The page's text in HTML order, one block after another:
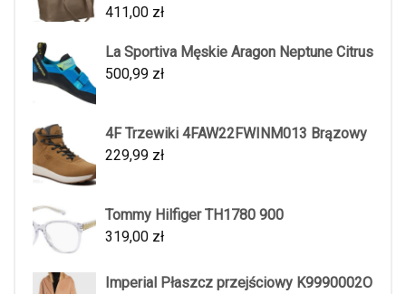
411,00 zł
La Sportiva Męskie Aragon Neptune Citrus
500,99 zł
4F Trzewiki 4FAW22FWINM013 Brązowy
229,99 zł
Tommy Hilfiger TH1780 900
319,00 zł
Imperial Płaszcz przejściowy K9990002O